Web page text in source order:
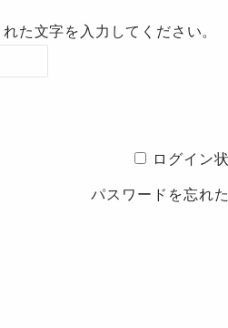
れた文字を入力してください。
ログイン
パスワードを忘れ